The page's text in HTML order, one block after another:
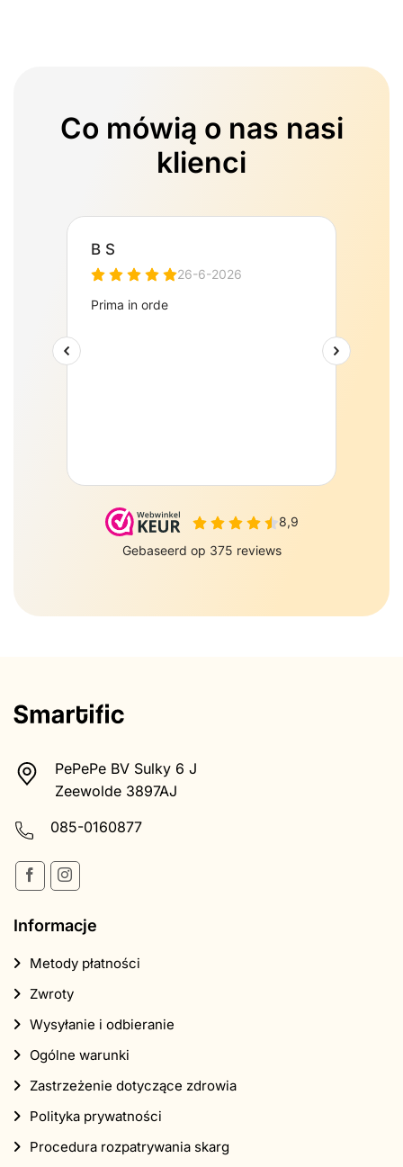
Co mówią o nas nasi
klienci
PePePe BV Sulky 6 J
Zeewolde 3897AJ
085-0160877
Informacje
Metody płatności
Zwroty
Wysyłanie i odbieranie
Ogólne warunki
Zastrzeżenie dotyczące zdrowia
Polityka prywatności
Procedura rozpatrywania skarg